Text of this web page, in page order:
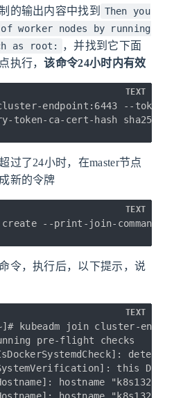
的输出内容中找到
Then you
worker nodes by running
as root:
，并找到它下面
执行，该命令24小时内有效
endpoint:6443 --token
token-ca-cert-hash
TEXT
过了24小时，在master节点
新的令牌
create --print-join-command
TEXT
令，执行后，以下提示，说
kubeadm join cluster-
pre-flight checks
TEXT